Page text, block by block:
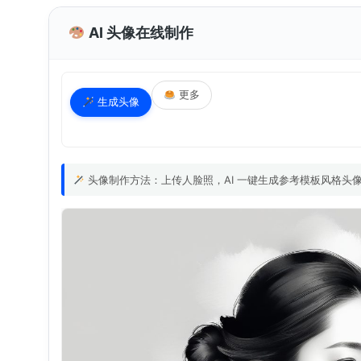
AI 头像在线制作
生成头像
更多
头像制作方法：上传人脸照，AI 一键生成参考模板风格头